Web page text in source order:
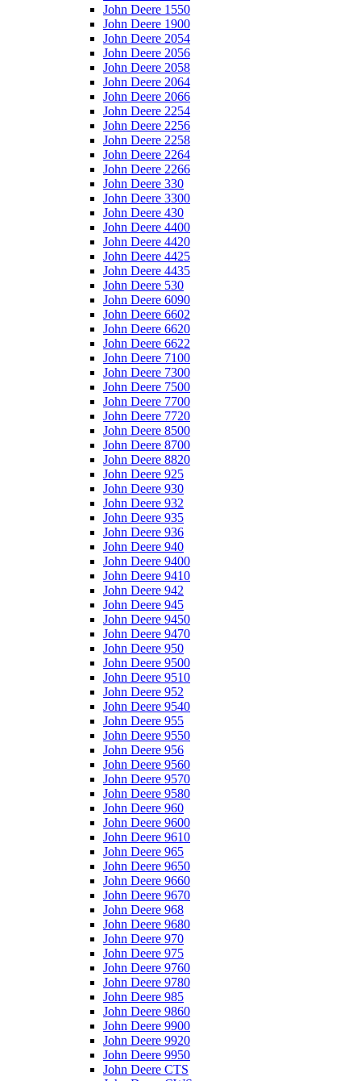
John Deere 1550
John Deere 1900
John Deere 2054
John Deere 2056
John Deere 2058
John Deere 2064
John Deere 2066
John Deere 2254
John Deere 2256
John Deere 2258
John Deere 2264
John Deere 2266
John Deere 330
John Deere 3300
John Deere 430
John Deere 4400
John Deere 4420
John Deere 4425
John Deere 4435
John Deere 530
John Deere 6090
John Deere 6602
John Deere 6620
John Deere 6622
John Deere 7100
John Deere 7300
John Deere 7500
John Deere 7700
John Deere 7720
John Deere 8500
John Deere 8700
John Deere 8820
John Deere 925
John Deere 930
John Deere 932
John Deere 935
John Deere 936
John Deere 940
John Deere 9400
John Deere 9410
John Deere 942
John Deere 945
John Deere 9450
John Deere 9470
John Deere 950
John Deere 9500
John Deere 9510
John Deere 952
John Deere 9540
John Deere 955
John Deere 9550
John Deere 956
John Deere 9560
John Deere 9570
John Deere 9580
John Deere 960
John Deere 9600
John Deere 9610
John Deere 965
John Deere 9650
John Deere 9660
John Deere 9670
John Deere 968
John Deere 9680
John Deere 970
John Deere 975
John Deere 9760
John Deere 9780
John Deere 985
John Deere 9860
John Deere 9900
John Deere 9920
John Deere 9950
John Deere CTS